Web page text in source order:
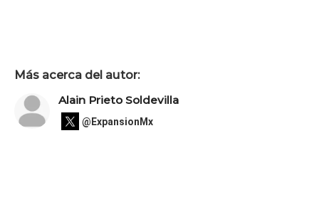
Más acerca del autor:
Alain Prieto Soldevilla
@ExpansionMx